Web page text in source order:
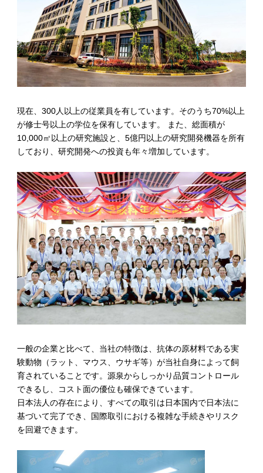
現在、300人以上の従業員を有しています。そのうち70%以上
が修士号以上の学位を保有しています。 また、総面積が
10,000㎡以上の研究施設と、5億円以上の研究開発機器を所有
しており、研究開発への投資も年々増加しています。
一般の企業と比べて、当社の特徴は、抗体の原材料である実
験動物（ラット、マウス、ウサギ等）が当社自身によって飼
育されていることです。源泉からしっかり品質コントロール
できるし、コスト面の優位も確保できています。
日本法人の存在により、すべての取引は日本国内で日本法に
基づいて完了でき、国際取引における複雑な手続きやリスク
を回避できます。